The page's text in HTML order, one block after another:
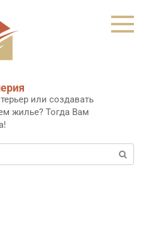
или создавать
жилье? Тогда Вам